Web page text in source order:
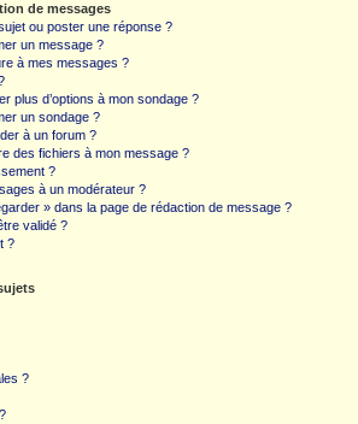
de messages
ou poster une réponse ?
un message ?
à mes messages ?
plus d’options à mon sondage ?
un sondage ?
à un forum ?
des fichiers à mon message ?
?
à un modérateur ?
» dans la page de rédaction de message ?
validé ?
?
?